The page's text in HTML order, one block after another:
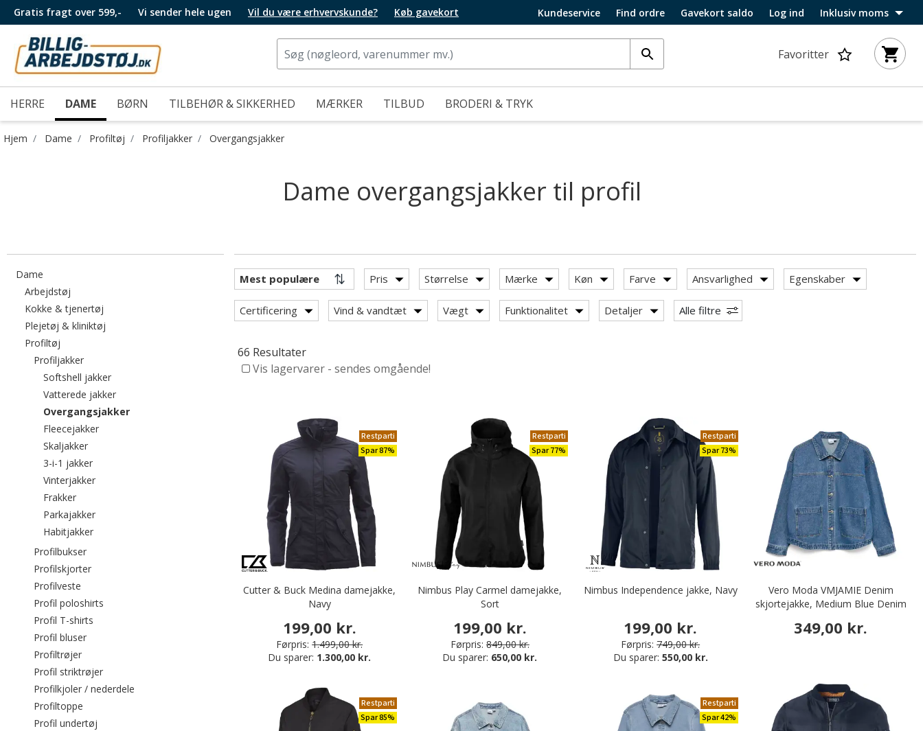
Gratis fragt over 599,- Vi sender hele ugen Vil du være erhvervskunde? Køb gavekort Kundeservice Find ordre Gavekort saldo Log ind Inklusiv moms
Favoritter
HERRE DAME BØRN TILBEHØR & SIKKERHED MÆRKER TILBUD BRODERI & TRYK
Hjem Dame Profiltøj Profiljakker Overgangsjakker
Dame overgangsjakker til profil
Dame
Arbejdstøj
Kokke & tjenertøj Filtrér efter category: Kokke & tjenertøj
Plejetøj & kliniktøj Filtrér efter category: Plejetøj & kliniktøj
Profiltøj
ProfiljakkerFiltrér efter category: Profiljakker
Softshell jakkerFiltrér efter category: Softshell jakker
Vatterede jakkerFiltrér efter category: Vatterede jakker
Overgangsjakkervalgte I øjeblikket sorteret efter category: Overgangsjakker
FleecejakkerFiltrér efter category: Fleecejakker
SkaljakkerFiltrér efter category: Skaljakker
3-i-1 jakkerFiltrér efter category: 3-i-1 jakker
VinterjakkerFiltrér efter category: Vinterjakker
FrakkerFiltrér efter category: Frakker
ParkajakkerFiltrér efter category: Parkajakker
HabitjakkerFiltrér efter category: Habitjakker
ProfilbukserFiltrér efter category: Profilbukser
ProfilskjorterFiltrér efter category: Profilskjorter
Profilveste
Profil poloshirts
Profil T-shirts
Profil bluserFiltrér efter category: Profil bluser
ProfiltrøjerFiltrér efter category: Profiltrøjer
Profil striktrøjerFiltrér efter category: Profil striktrøjer
Profilkjoler / nederdele Filtrér efter category: Profilkjoler / nederdele
Profiltoppe
Profil undertøj
Pris Størrelse Mærke Køn Farve Ansvarlighed Egenskaber
Certificering Vind & vandtæt Vægt Funktionalitet Detaljer Alle filtre
66 Resultater
Vis lagervarer - sendes omgående!
Restparti
Spar 87%
Cutter & Buck Medina damejakke,
Navy
199,00 kr.
Førpris: 1.499,00 kr.
Du sparer: 1.300,00 kr.
Restparti
Spar 77%
Nimbus Play Carmel damejakke,
Sort
199,00 kr.
Førpris: 849,00 kr.
Du sparer: 650,00 kr.
Restparti
Spar 73%
Nimbus Independence jakke, Navy
199,00 kr.
Førpris: 749,00 kr.
Du sparer: 550,00 kr.
Vero Moda VMJAMIE Denim
skjortejakke, Medium Blue Denim
349,00 kr.
Restparti
Spar 85%
Restparti
Spar 42%